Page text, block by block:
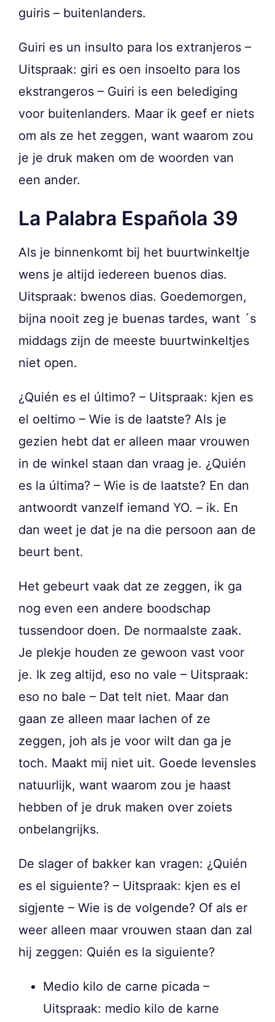
guiris – buitenlanders.
Guiri es un insulto para los extranjeros –
Uitspraak: giri es oen insoelto para los
ekstrangeros – Guiri is een belediging
voor buitenlanders. Maar ik geef er niets
om als ze het zeggen, want waarom zou
je je druk maken om de woorden van
een ander.
La Palabra Española 39
Als je binnenkomt bij het buurtwinkeltje
wens je altijd iedereen buenos dias.
Uitspraak: bwenos dias. Goedemorgen,
bijna nooit zeg je buenas tardes, want ´s
middags zijn de meeste buurtwinkeltjes
niet open.
¿Quién es el último? – Uitspraak: kjen es
el oeltimo – Wie is de laatste? Als je
gezien hebt dat er alleen maar vrouwen
in de winkel staan dan vraag je. ¿Quién
es la última? – Wie is de laatste? En dan
antwoordt vanzelf iemand YO. – ik. En
dan weet je dat je na die persoon aan de
beurt bent.
Het gebeurt vaak dat ze zeggen, ik ga
nog even een andere boodschap
tussendoor doen. De normaalste zaak.
Je plekje houden ze gewoon vast voor
je. Ik zeg altijd, eso no vale – Uitspraak:
eso no bale – Dat telt niet. Maar dan
gaan ze alleen maar lachen of ze
zeggen, joh als je voor wilt dan ga je
toch. Maakt mij niet uit. Goede levensles
natuurlijk, want waarom zou je haast
hebben of je druk maken over zoiets
onbelangrijks.
De slager of bakker kan vragen: ¿Quién
es el siguiente? – Uitspraak: kjen es el
sigjente – Wie is de volgende? Of als er
weer alleen maar vrouwen staan dan zal
hij zeggen: Quién es la siguiente?
Medio kilo de carne picada –
Uitspraak: medio kilo de karne